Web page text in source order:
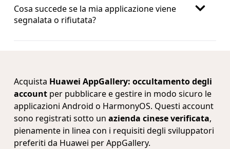
Cosa succede se la mia applicazione viene
segnalata o rifiutata?
Acquista Huawei AppGallery: occultamento degli
accountper pubblicare e gestire in modo sicuro le
applicazioni Android o HarmonyOS. Questi account
sono registrati sotto un azienda cinese verificata,
pienamente in linea con i requisiti degli sviluppatori
preferiti da Huawei per AppGallery.